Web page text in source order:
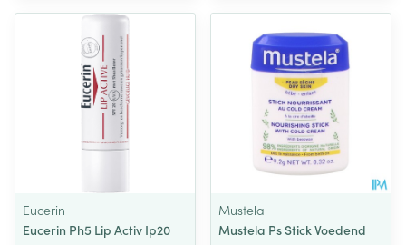
Eucerin
Eucerin Ph5 Lip Activ Ip20
Mustela
Mustela Ps Stick Voedend